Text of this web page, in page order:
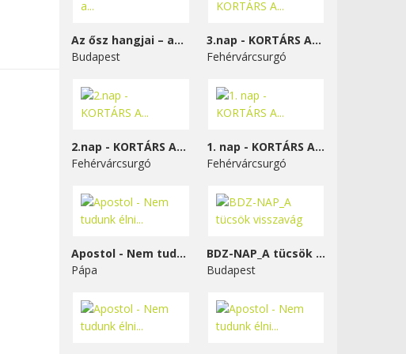
Az ősz hangjai – a...
Budapest
3.nap - KORTÁRS A...
Fehérvárcsurgó
2.nap - KORTÁRS A...
Fehérvárcsurgó
1. nap - KORTÁRS A...
Fehérvárcsurgó
Apostol - Nem tudunk élni...
Pápa
BDZ-NAP_A tücsök visszavág
Budapest